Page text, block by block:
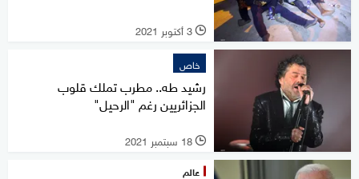
l 3 أكتوبر 2021
خاص
رشيد طه.. مطرب تملك قلوب
الجزائريين رغم "الرحيل"
l 18 سبتمبر 2021
عالم